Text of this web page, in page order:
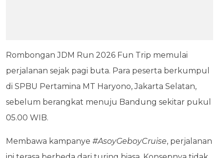
Rombongan JDM Run 2026 Fun Trip memulai
perjalanan sejak pagi buta. Para peserta berkumpul
di SPBU Pertamina MT Haryono, Jakarta Selatan,
sebelum berangkat menuju Bandung sekitar pukul
05.00 WIB.
Membawa kampanye #AsoyGeboyCruise, perjalanan